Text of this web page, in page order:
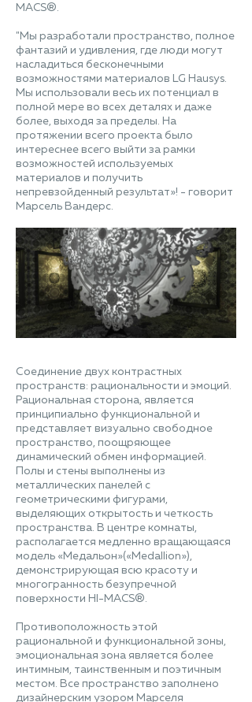
MACS®.
"Мы разработали пространство, полное
фантазий и удивления, где люди могут
насладиться бесконечными
возможностями материалов LG Hausys.
Мы использовали весь их потенциал в
полной мере во всех деталях и даже
более, выходя за пределы. На
протяжении всего проекта было
интереснее всего выйти за рамки
возможностей используемых
материалов и получить
непревзойденный результат»! - говорит
Марсель Вандерс.
Соединение двух контрастных
пространств: рациональности и эмоций.
Рациональная сторона, является
принципиально функциональной и
представляет визуально свободное
пространство, поощряющее
динамический обмен информацией.
Полы и стены выполнены из
металлических панелей с
геометрическими фигурами,
выделяющих открытость и четкость
пространства. В центре комнаты,
располагается медленно вращающаяся
модель «Медальон»(«Medallion»),
демонстрирующая всю красоту и
многогранность безупречной
поверхности HI-MACS®.
Противоположность этой
рациональной и функциональной зоны,
эмоциональная зона является более
интимным, таинственным и поэтичным
местом. Все пространство заполнено
дизайнерским узором Марселя